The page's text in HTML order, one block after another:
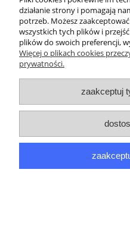
O
Dane
działanie strony i pomagają
potrzeb. Możesz
wszystkich tych plików i
plików do swoich preferencji,
Więcej o plikach cookies
prywatności.
zaakceptuj